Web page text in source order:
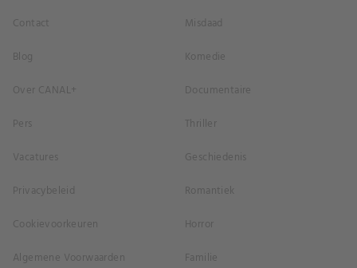
Contact
Blog
Over CANAL+
Pers
Vacatures
Privacybeleid
Cookievoorkeuren
Algemene Voorwaarden
Misdaad
Komedie
Documentaire
Thriller
Geschiedenis
Romantiek
Horror
Familie